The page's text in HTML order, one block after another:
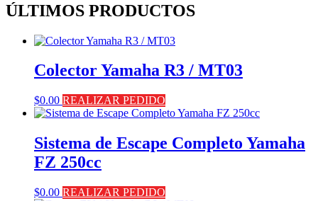
ÚLTIMOS PRODUCTOS
Colector Yamaha R3 / MT03
$0.00 REALIZAR PEDIDO
Sistema de Escape Completo Yamaha
FZ 250cc
$0.00 REALIZAR PEDIDO